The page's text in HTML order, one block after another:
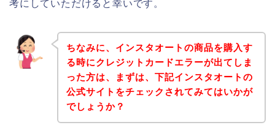
考にしていただけると幸いです。
ちなみに、インスタオートの商品を購入す
る時にクレジットカードエラーが出てしま
った方は、まずは、下記インスタオートの
公式サイトをチェックされてみてはいかが
でしょうか？